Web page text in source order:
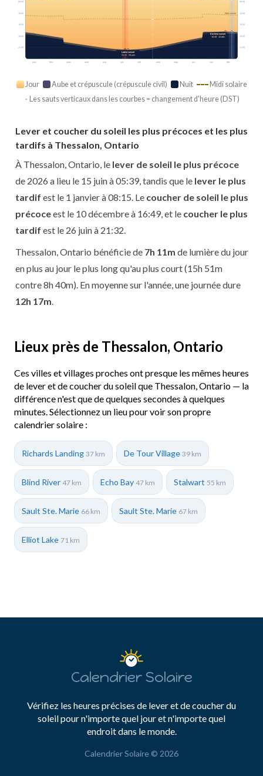
janv. févr. mars avril mai juin juil. août sept. oct. nov. déc.
Midi solaire
09:00 09:00
12:00 12:00
15:00 15:00
18:00 18:00
21:00 21:00
Earliest sunset
16:49 · 10 déc.
Latest sunset
21:32 · 26 juin
Jour Aube et crépuscule (crépuscule civil) Nuit
Midi solaire
· Les sauts verticaux dans les courbes = changement d'heure (DST)
Lever et coucher du soleil les plus précoces et les plus
tardifs à Thessalon, Ontario
À Thessalon, Ontario, le lever de soleil le plus précoce
de 2026 a lieu le 15 juin à 05:39, tandis que le lever le plus
tardif est le 1 janvier à 08:15. Le coucher de soleil le plus
précoceest le 10 décembre à 16:49, et le coucher le plus
tardif est le 26 juin à 21:32.
Thessalon, Ontario bénéficie de 7h 11m de lumière du jour
en plus au jour le plus long qu'au plus court (15h 51m
contre 8h 40m). En moyenne sur l'année, une journée dure
12h 17m
Lieux près de Thessalon, Ontario
Ces villes et villages proches ont presque les mêmes heures
de lever et de coucher du soleil que Thessalon, Ontario — la
différence n'est que de quelques secondes à quelques
minutes. Sélectionnez un lieu pour voir son propre
calendrier solaire :
Richards Landing 37 km De Tour Village 39 km
Blind River 47 km Echo Bay 47 km Stalwart 55 km
Sault Ste. Marie 66 km Sault Ste. Marie 67 km
Elliot Lake 71 km
Calendrier Solaire
Vérifiez les heures précises de lever et de coucher du
soleil pour n'importe quel jour et n'importe quel
endroit dans le monde.
Calendrier Solaire © 2026